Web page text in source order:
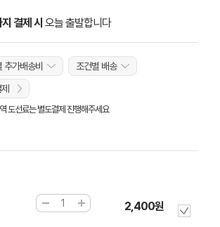
결제 시 오늘 출발합니다
추가배송비
조건별 배송
도선료는 별도결제 진행해주세요
2,400원